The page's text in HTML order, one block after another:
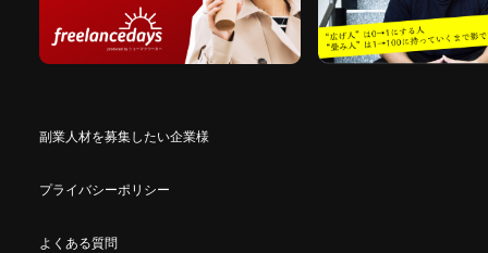
副業人材を募集したい企業様
プライバシーポリシー
よくある質問